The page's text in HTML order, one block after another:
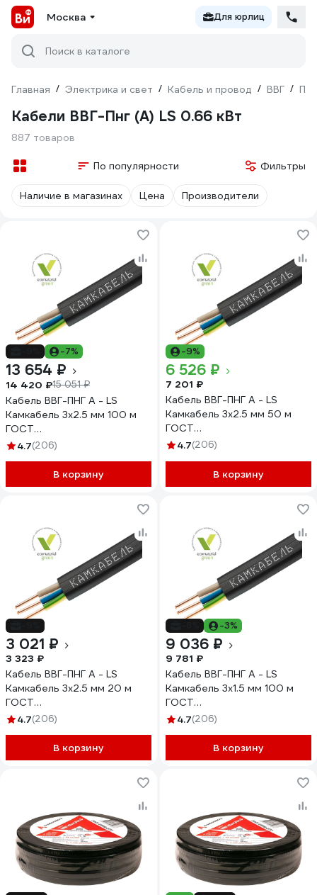
Москва Для юрлиц
Поиск в каталоге
Главная / Электрика и свет / Кабель и провод / ВВГ /
Кабели ВВГ-Пнг (А) LS 0.66 кВт
887 товаров
По популярности Фильтры
Наличие в магазинах Цена Производители
-7%
13 654 ₽
14 420 ₽15 051 ₽
Кабель ВВГ-ПНГ А - LS
Камкабель 3x2.5 мм 100 м
ГОСТ
1157К30HG00070А0100М
4.7(206)
В корзину
-9%
6 526 ₽
7 201 ₽
Кабель ВВГ-ПНГ А - LS
Камкабель 3x2.5 мм 50 м
ГОСТ
1157К30HG00070А0050М
4.7(206)
В корзину
3 021 ₽
3 323 ₽
Кабель ВВГ-ПНГ А - LS
Камкабель 3x2.5 мм 20 м
ГОСТ
1157К30HG00070А0020М
4.7(206)
В корзину
-3%
9 036 ₽
9 781 ₽
Кабель ВВГ-ПНГ А - LS
Камкабель 3x1.5 мм 100 м
ГОСТ
1157К30FG00070А0100М
4.7(206)
В корзину